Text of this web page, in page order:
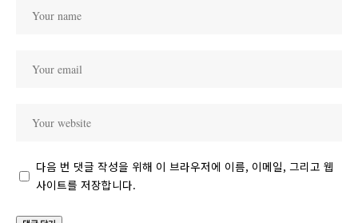
다음 번 댓글 작성을 위해 이 브라우저에 이름, 이메일, 그리고 웹
사이트를 저장합니다.